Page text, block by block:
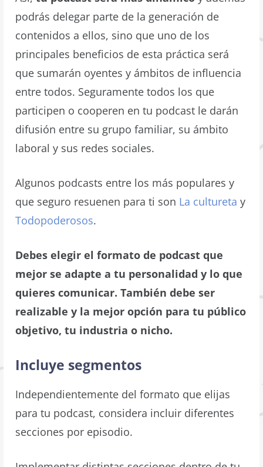
podrás delegar parte de la generación de
contenidos a ellos, sino que uno de los
principales beneficios de esta práctica será
que sumarán oyentes y ámbitos de influencia
entre todos. Seguramente todos los que
participen o cooperen en tu podcast le darán
difusión entre su grupo familiar, su ámbito
laboral y sus redes sociales.
Algunos podcasts entre los más populares y
que seguro resuenen para ti son La culturetay
Todopoderosos.
Debes elegir el formato de podcast que
mejor se adapte a tu personalidad y lo que
quieres comunicar. También debe ser
realizable y la mejor opción para tu público
objetivo, tu industria o nicho.
Incluye segmentos
Independientemente del formato que elijas
para tu podcast, considera incluir diferentes
secciones por episodio.